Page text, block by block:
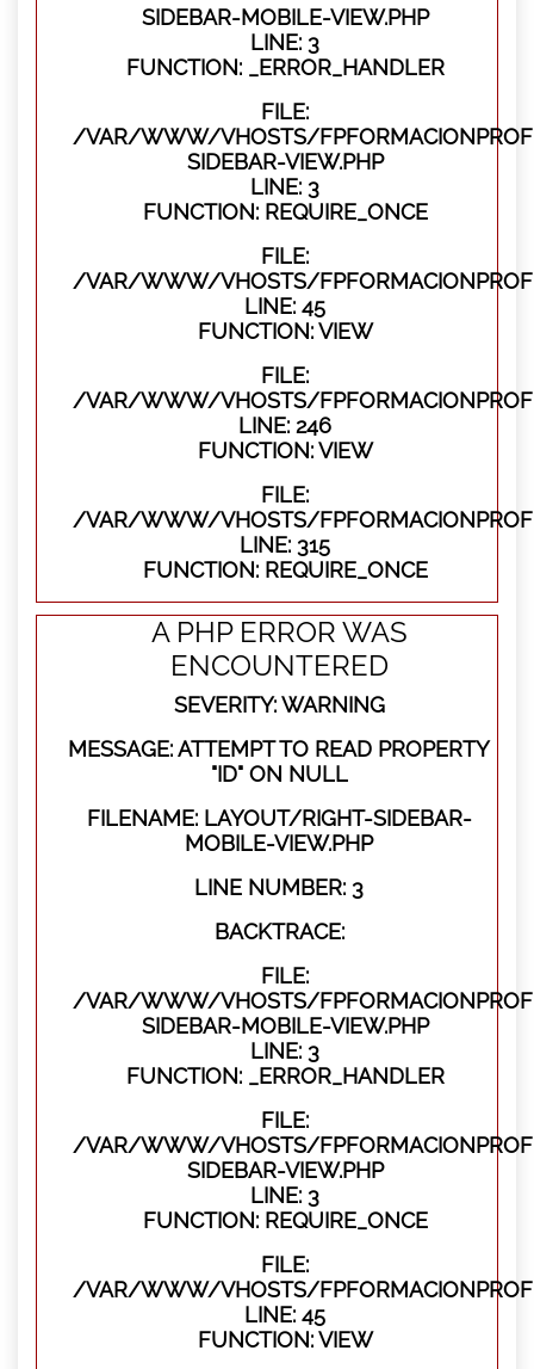
SIDEBAR-MOBILE-VIEW.PHP
LINE: 3
FUNCTION: _ERROR_HANDLER
FILE:
/VAR/WWW/VHOSTS/
SIDEBAR-VIEW.PHP
LINE: 3
FUNCTION: REQUIRE_ONCE
FILE:
/VAR/WWW/VHOSTS/
LINE: 45
FUNCTION: VIEW
FILE:
/VAR/WWW/VHOSTS/
LINE: 246
FUNCTION: VIEW
FILE:
/VAR/WWW/VHOSTS/
LINE: 315
FUNCTION: REQUIRE_ONCE
A PHP ERROR WAS
ENCOUNTERED
SEVERITY: WARNING
MESSAGE: ATTEMPT TO READ PROPERTY
"ID" ON NULL
FILENAME: LAYOUT/RIGHT-SIDEBAR-
MOBILE-VIEW.PHP
LINE NUMBER: 3
BACKTRACE:
FILE:
/VAR/WWW/VHOSTS/
SIDEBAR-MOBILE-VIEW.PHP
LINE: 3
FUNCTION: _ERROR_HANDLER
FILE:
/VAR/WWW/VHOSTS/
SIDEBAR-VIEW.PHP
LINE: 3
FUNCTION: REQUIRE_ONCE
FILE:
/VAR/WWW/VHOSTS/
LINE: 45
FUNCTION: VIEW